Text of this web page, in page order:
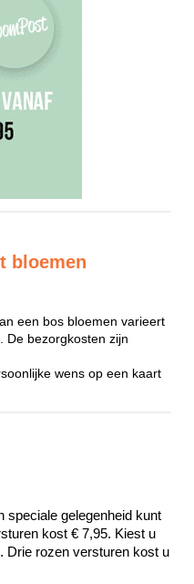
bloemen
een bos bloemen varieert
De bezorgkosten zijn
wens op een kaart
speciale gelegenheid kunt
kost € 7,95. Kiest u
Drie rozen versturen kost u